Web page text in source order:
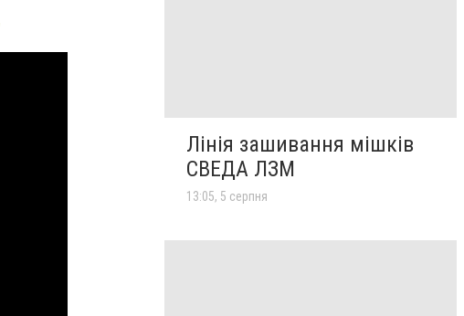
Лінія зашивання мішків
СВЕДА ЛЗМ
13:05, 5 серпня